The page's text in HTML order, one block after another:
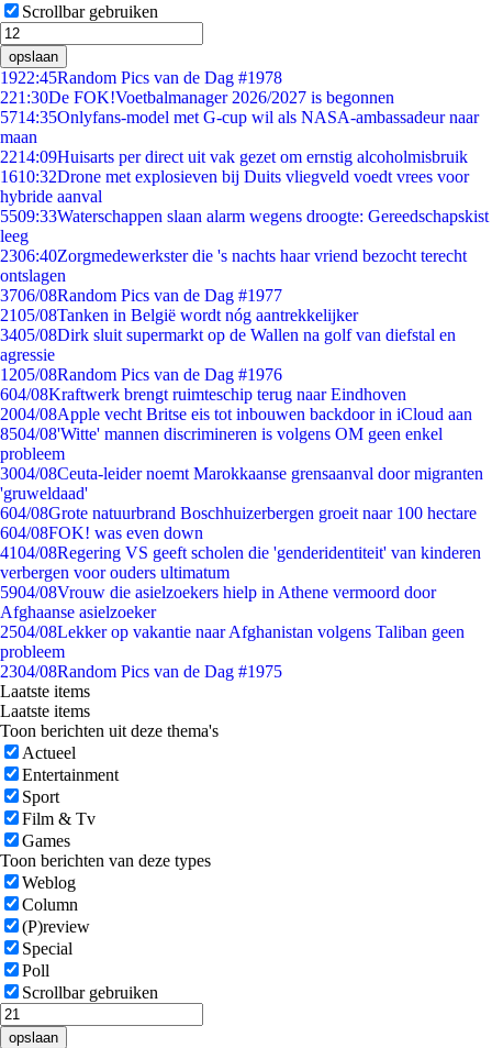
Scrollbar gebruiken
opslaan
1922:45Random Pics van de Dag #1978
221:30De FOK!Voetbalmanager 2026/2027 is begonnen
5714:35Onlyfans-model met G-cup wil als NASA-ambassadeur naar
maan
2214:09Huisarts per direct uit vak gezet om ernstig alcoholmisbruik
1610:32Drone met explosieven bij Duits vliegveld voedt vrees voor
hybride aanval
5509:33Waterschappen slaan alarm wegens droogte: Gereedschapskist
leeg
2306:40Zorgmedewerkster die 's nachts haar vriend bezocht terecht
ontslagen
3706/08Random Pics van de Dag #1977
2105/08Tanken in België wordt nóg aantrekkelijker
3405/08Dirk sluit supermarkt op de Wallen na golf van diefstal en
agressie
1205/08Random Pics van de Dag #1976
604/08Kraftwerk brengt ruimteschip terug naar Eindhoven
2004/08Apple vecht Britse eis tot inbouwen backdoor in iCloud aan
8504/08'Witte' mannen discrimineren is volgens OM geen enkel
probleem
3004/08Ceuta-leider noemt Marokkaanse grensaanval door migranten
'gruweldaad'
604/08Grote natuurbrand Boschhuizerbergen groeit naar 100 hectare
604/08FOK! was even down
4104/08Regering VS geeft scholen die 'genderidentiteit' van kinderen
verbergen voor ouders ultimatum
5904/08Vrouw die asielzoekers hielp in Athene vermoord door
Afghaanse asielzoeker
2504/08Lekker op vakantie naar Afghanistan volgens Taliban geen
probleem
2304/08Random Pics van de Dag #1975
Laatste items
Laatste items
Toon berichten uit deze thema's
Actueel
Entertainment
Sport
Film & Tv
Games
Toon berichten van deze types
Weblog
Column
(P)review
Special
Poll
Scrollbar gebruiken
opslaan